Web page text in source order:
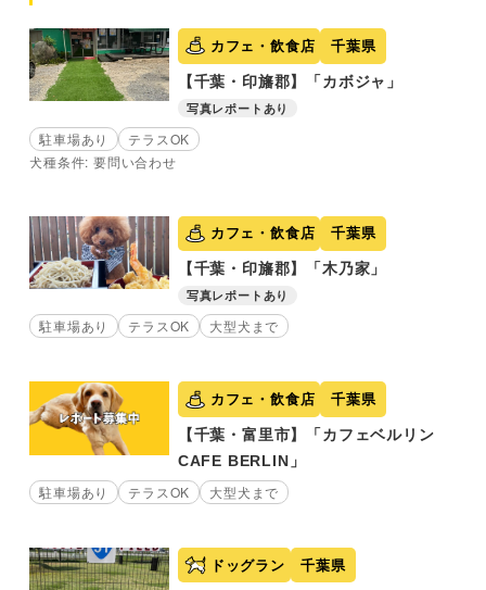
カフェ・飲食店 千葉県
【千葉・印旛郡】「カボジャ」
写真レポートあり
駐車場あり
テラスOK
犬種条件: 要問い合わせ
カフェ・飲食店 千葉県
【千葉・印旛郡】「木乃家」
写真レポートあり
駐車場あり テラスOK 大型犬まで
カフェ・飲食店 千葉県
【千葉・富里市】「カフェベルリン
CAFE BERLIN」
駐車場あり テラスOK 大型犬まで
ドッグラン 千葉県